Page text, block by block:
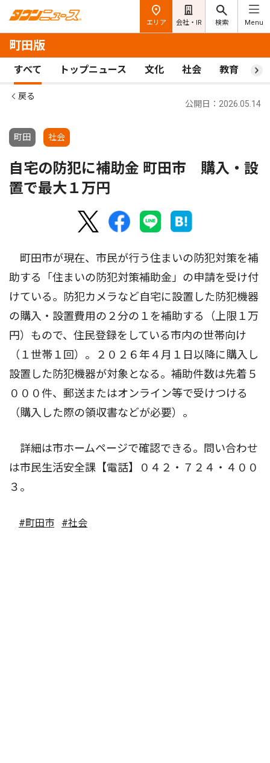
エリア 会社・IR 検索 Menu
町田版
すべて トップニュース 文化 社会 教育 ス
戻る
町田 社会
公開日：2026.05.14
自宅の防犯に補助金 町田市 購入・設
置で最大１万円
町田市が現在、市民が行う住まいの防犯対策を補
助する「住まいの防犯対策補助金」の申請を受け付
けている。防犯カメラなど自宅に設置した防犯機器
の購入・設置費用の２分の１を補助する（上限１万
円）もので、住民登録をしている市内の世帯向け
（１世帯１回）。２０２６年４月１日以降に購入し
設置した防犯機器が対象となる。補助件数は先着５
０００件、郵送またはオンライン等で受けつける
（購入した際の領収書などが必要）。
詳細は市ホームページで確認できる。問い合わせ
は市民生活安全課【電話】０４２・７２４・４００
３。
#町田市 #社会